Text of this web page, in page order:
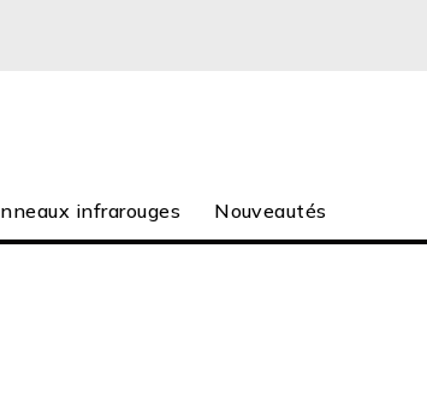
infrarouges Nouveautés